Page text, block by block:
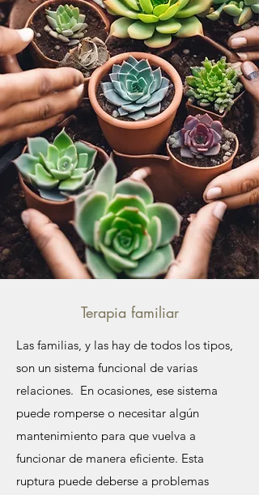
Terapia familiar
Las familias, y las hay de todos los tipos,
son un sistema funcional de varias
relaciones. En ocasiones, ese sistema
puede romperse o necesitar algún
mantenimiento para que vuelva a
funcionar de manera eficiente. Esta
ruptura puede deberse a problemas